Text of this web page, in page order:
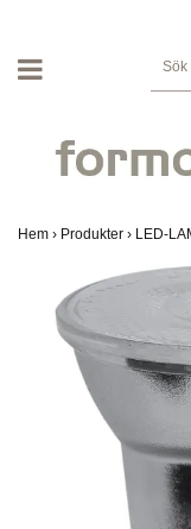
Hem › Produkter › LED-